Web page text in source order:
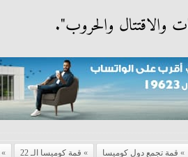
والاقتتال والحروب".
قمة تجمع دول كوميسا قمة كوميسا الـ 22